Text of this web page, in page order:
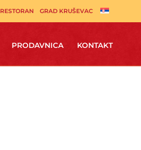
RESTORAN GRAD KRUŠEVAC
PRODAVNICA KONTAKT